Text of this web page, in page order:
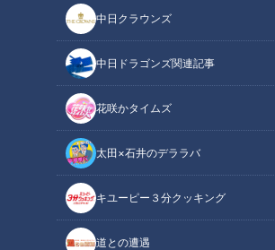
中日クラウンズ
中日ドラゴンズ関連記事
花咲かタイムズ
太田×石井のデララバ
キユーピー３分クッキング
道との遭遇
チャント！
チャント知っ得！なるほどドクター